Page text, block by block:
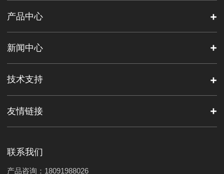
产品中心
新闻中心
技术支持
友情链接
联系我们
产品咨询：18091988026